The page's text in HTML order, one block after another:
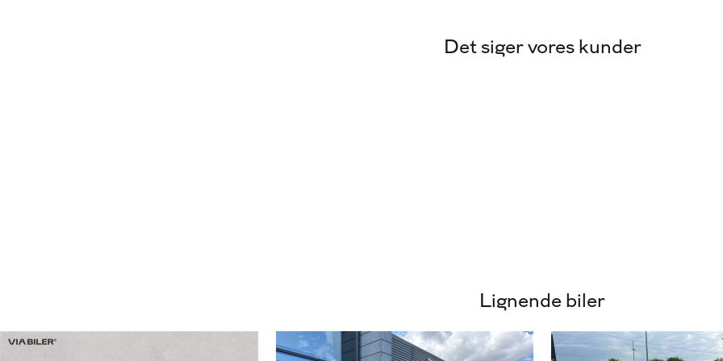
Det siger vores kunder
Lignende biler